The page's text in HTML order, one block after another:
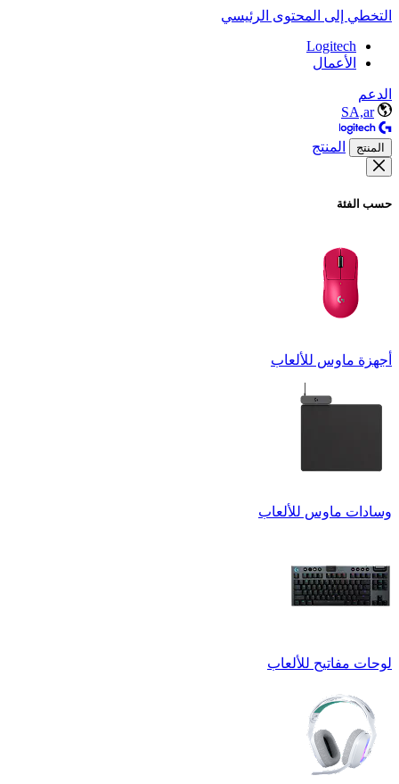
التخطي إلى المحتوى الرئيسي
Logitech
الأعمال
الدعم
SA,ar
المنتج المنتج
حسب الفئة
أجهزة ماوس للألعاب
وسادات ماوس للألعاب
لوحات مفاتيح للألعاب